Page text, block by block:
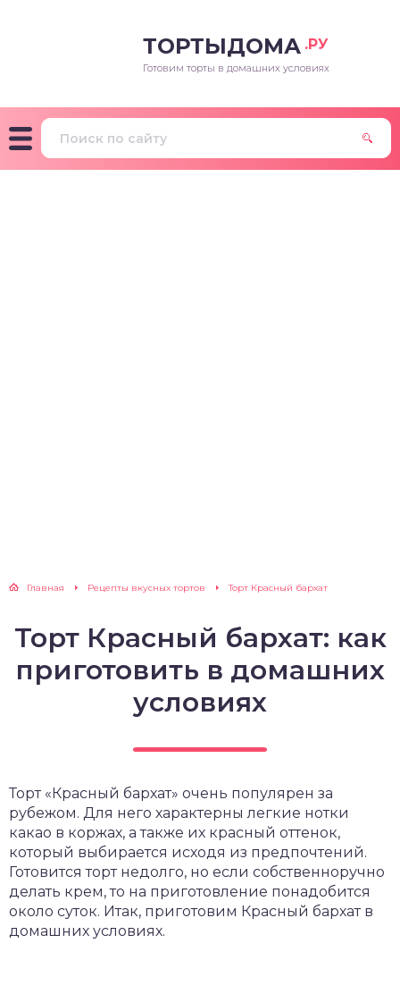
ТОРТЫДОМА .РУ
Готовим торты в домашних условиях
Главная Рецепты вкусных тортов Торт Красный бархат
Торт Красный бархат: как
приготовить в домашних
условиях
Торт «Красный бархат» очень популярен за
рубежом. Для него характерны легкие нотки
какао в коржах, а также их красный оттенок,
который выбирается исходя из предпочтений.
Готовится торт недолго, но если собственноручно
делать крем, то на приготовление понадобится
около суток. Итак, приготовим Красный бархат в
домашних условиях.